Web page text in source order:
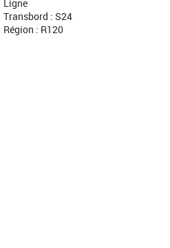
Ligne
Transbord : S24
Région : R120